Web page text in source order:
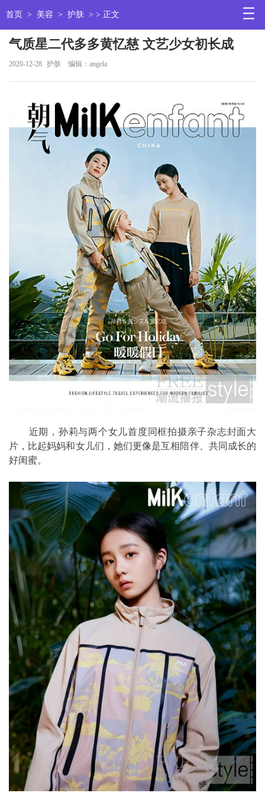
首页 > 美容 > 护肤 > > 正文
气质星二代多多黄忆慈 文艺少女初长成
2020-12-28 护肤 编辑：angela
近期，孙莉与两个女儿首度同框拍摄亲子杂志封面大
片，比起妈妈和女儿们，她们更像是互相陪伴、共同成长的
好闺蜜。